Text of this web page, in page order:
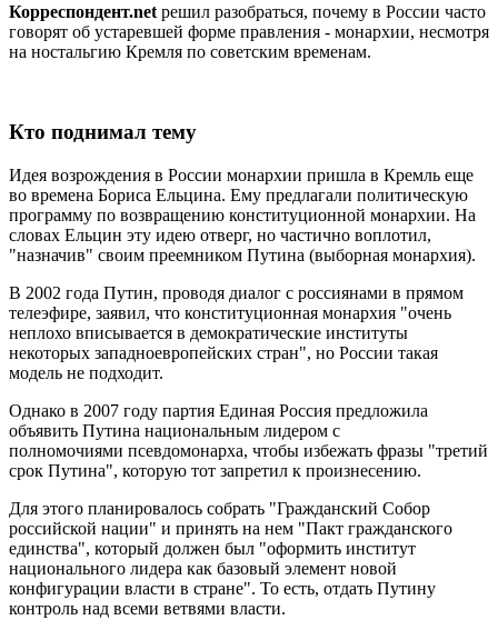
Корреспондент.net решил разобраться, почему в России часто
говорят об устаревшей форме правления - монархии, несмотря
на ностальгию Кремля по советским временам.
Кто поднимал тему
Идея возрождения в России монархии пришла в Кремль еще
во времена Бориса Ельцина. Ему предлагали политическую
программу по возвращению конституционной монархии. На
словах Ельцин эту идею отверг, но частично воплотил,
"назначив" своим преемником Путина (выборная монархия).
В 2002 года Путин, проводя диалог с россиянами в прямом
телеэфире, заявил, что конституционная монархия "очень
неплохо вписывается в демократические институты
некоторых западноевропейских стран", но России такая
модель не подходит.
Однако в 2007 году партия Единая Россия предложила
объявить Путина национальным лидером с
полномочиями псевдомонарха, чтобы избежать фразы "третий
срок Путина", которую тот запретил к произнесению.
Для этого планировалось собрать "Гражданский Собор
российской нации" и принять на нем "Пакт гражданского
единства", который должен был "оформить институт
национального лидера как базовый элемент новой
конфигурации власти в стране". То есть, отдать Путину
контроль над всеми ветвями власти.